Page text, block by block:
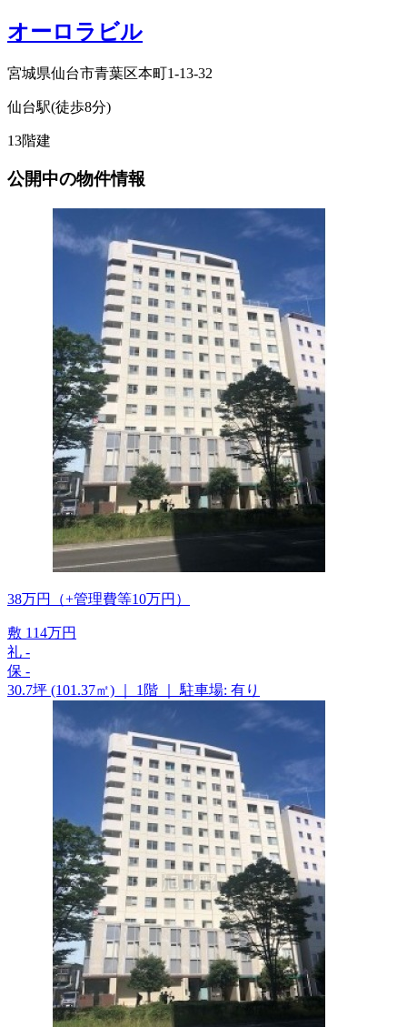
オーロラビル
宮城県仙台市青葉区本町1-13-32
仙台駅(徒歩8分)
13階建
公開中の物件情報
38万円 （+管理費等10万円 ）
敷 114万円
礼 -
保 -
30.7坪 (101.37㎡)
1階 駐車場: 有り